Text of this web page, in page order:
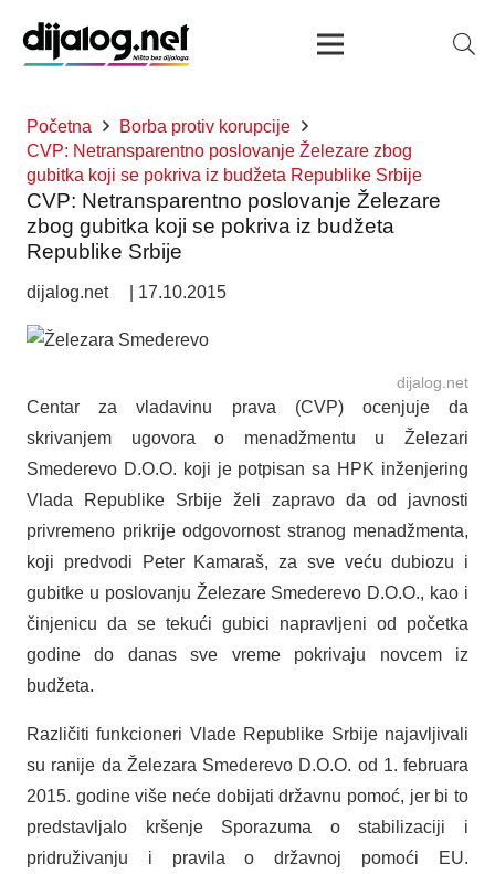
Početna
Borba protiv korupcije
CVP: Netransparentno poslovanje Železare zbog
gubitka koji se pokriva iz budžeta Republike Srbije
CVP: Netransparentno poslovanje Železare
zbog gubitka koji se pokriva iz budžeta
Republike Srbije
dijalog.net 17.10.2015
dijalog.net
Centar za vladavinu prava (CVP) ocenjuje da
skrivanjem ugovora o menadžmentu u Železari
Smederevo D.O.O. koji je potpisan sa HPK inženjering
Vlada Republike Srbije želi zapravo da od javnosti
privremeno prikrije odgovornost stranog menadžmenta,
koji predvodi Peter Kamaraš, za sve veću dubiozu i
gubitke u poslovanju Železare Smederevo D.O.O., kao i
činjenicu da se tekući gubici napravljeni od početka
godine do danas sve vreme pokrivaju novcem iz
budžeta.
Različiti funkcioneri Vlade Republike Srbije najavljivali
su ranije da Železara Smederevo D.O.O. od 1. februara
2015. godine više neće dobijati državnu pomoć, jer bi to
predstavljalo kršenje Sporazuma o stabilizaciji i
pridruživanju i pravila o državnoj pomoći EU.